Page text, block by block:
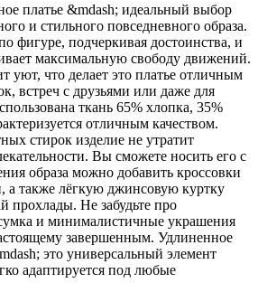
платье &mdash; идеальный выбор
и стильного повседневного образа.
фигуре, подчеркивая достоинства, и
максимальную свободу движений.
уют, что делает это платье отличным
встреч с друзьями или даже для
ткань 65% хлопка, 35%
отличным качеством.
стирок изделие не утратит
Вы сможете носить его с
образа можно добавить кроссовки
а также лёгкую джинсовую куртку
прохлады. Не забудьте про
и минималистичные украшения
завершенным. Удлиненное
это универсальный элемент
адаптируется под любые